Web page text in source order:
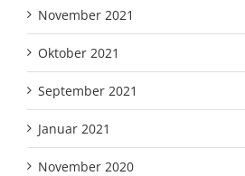
November 2021
Oktober 2021
September 2021
Januar 2021
November 2020